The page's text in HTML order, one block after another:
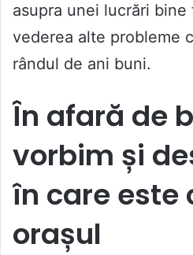
asupra unei lucrări
vederea alte probleme
rândul de ani buni.
În afară de
vorbim și
în care este
orașul